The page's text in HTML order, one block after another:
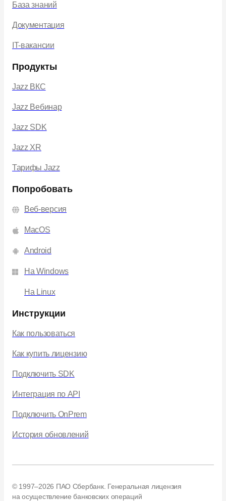
База знаний
Документация
IT-вакансии
Продукты
Jazz ВКС
Jazz Вебинар
Jazz SDK
Jazz XR
Тарифы Jazz
Попробовать
Веб-версия
MacOS
Android
На Windows
На Linux
Инструкции
Как пользоваться
Как купить лицензию
Подключить SDK
Интеграция по API
Подключить OnPrem
История обновлений
© 1997–2026 ПАО Сбербанк. Генеральная лицензия
на осуществление банковских операций